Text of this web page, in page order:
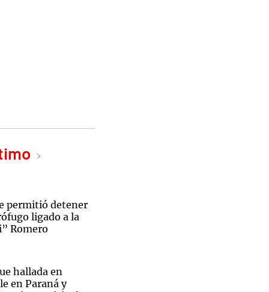
permitió detener
ligado a la
Romero
hallada en
en Paraná y